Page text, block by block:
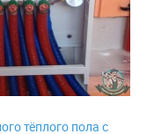
тёплого пола с